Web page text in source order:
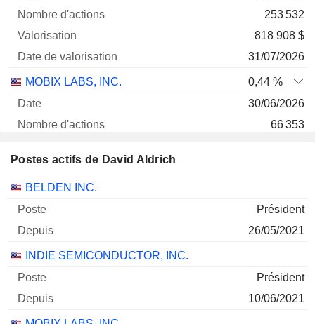
253 532
818 908 $
31/07/2026
MOBIX LABS, INC.
0,44 %
30/06/2026
66 353
Postes actifs de David Aldrich
Sociétés Poste
BELDEN INC.
Président
26/05/2021
INDIE SEMICONDUCTOR, INC.
Président
10/06/2021